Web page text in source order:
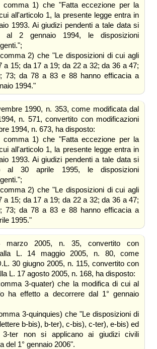
1) che "Fatta eccezione per la
all'articolo 1, la presente legge entra in
1993. Ai giudizi pendenti a tale data si
al 2 gennaio 1994, le disposizioni
2) che "Le disposizioni di cui agli
a 15; da 17 a 19; da 22 a 32; da 36 a 47;
73; da 78 a 83 e 88 hanno efficacia a
1994."
1990, n. 353, come modificata dal
n. 571, convertito con modificazioni
1994, n. 673, ha disposto:
1) che "Fatta eccezione per la
all'articolo 1, la presente legge entra in
1993. Ai giudizi pendenti a tale data si
al 30 aprile 1995, le disposizioni
2) che "Le disposizioni di cui agli
a 15; da 17 a 19; da 22 a 32; da 36 a 47;
73; da 78 a 83 e 88 hanno efficacia a
1995."
2005, n. 35, convertito con
L. 14 maggio 2005, n. 80, come
30 giugno 2005, n. 115, convertito con
L. 17 agosto 2005, n. 168, ha disposto:
3-quater) che la modifica di cui al
ha effetto a decorrere dal 1° gennaio
3-quinquies) che "Le disposizioni di
b-bis), b-ter), c-bis), c-ter), e-bis) ed
ter non si applicano ai giudizi civili
del 1° gennaio 2006".